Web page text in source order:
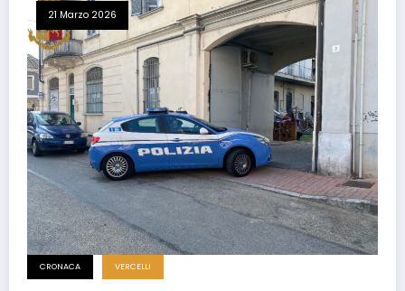
21 Marzo 2026
CRONACA VERCELLI